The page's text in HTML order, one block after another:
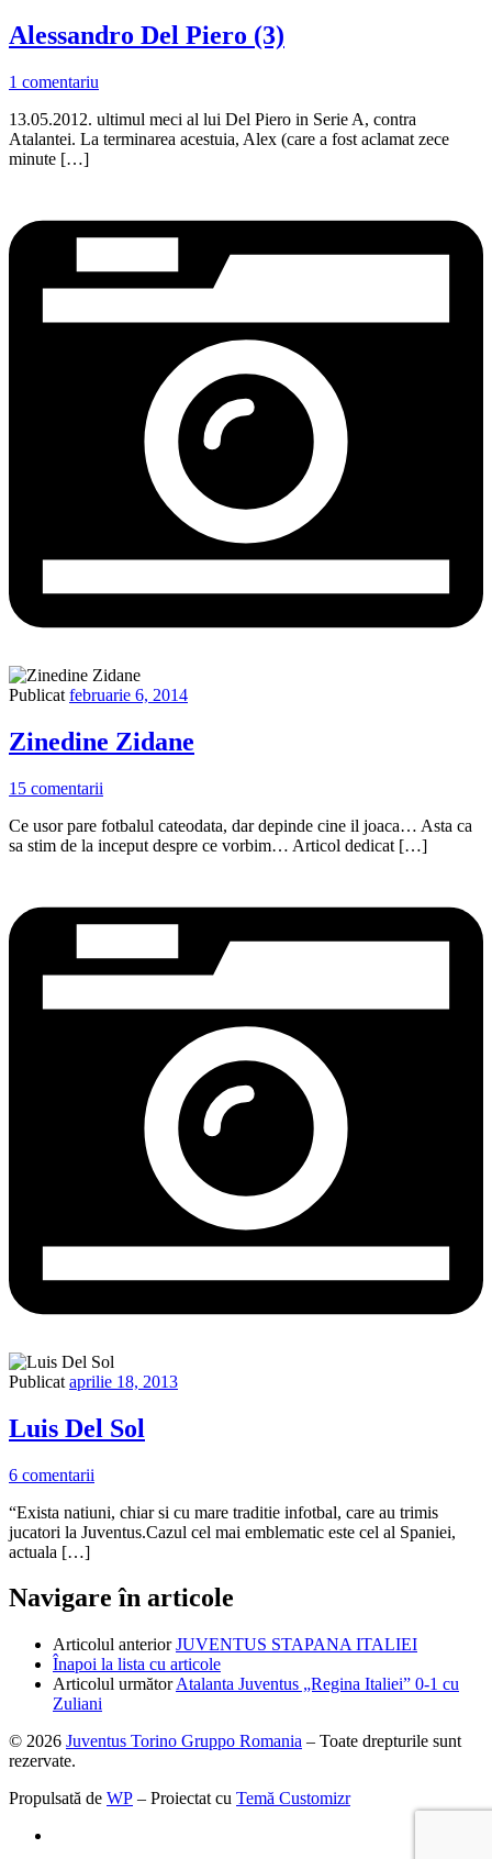
Alessandro Del Piero (3)
1 comentariu
13.05.2012. ultimul meci al lui Del Piero in Serie A, contra
Atalantei. La terminarea acestuia, Alex (care a fost aclamat zece
minute […]
Publicat februarie 6, 2014
Zinedine Zidane
15 comentarii
Ce usor pare fotbalul cateodata, dar depinde cine il joaca… Asta ca
sa stim de la inceput despre ce vorbim… Articol dedicat […]
Publicat aprilie 18, 2013
Luis Del Sol
6 comentarii
“Exista natiuni, chiar si cu mare traditie infotbal, care au trimis
jucatori la Juventus.Cazul cel mai emblematic este cel al Spaniei,
actuala […]
Navigare în articole
Articolul anterior JUVENTUS STAPANA ITALIEI
Înapoi la lista cu articole
Articolul următor Atalanta Juventus „Regina Italiei” 0-1 cu
Zuliani
© 2026 Juventus Torino Gruppo Romania – Toate drepturile sunt
rezervate.
Propulsată de WP – Proiectat cu Temă Customizr